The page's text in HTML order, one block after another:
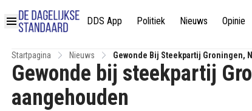
DDS App Politiek Nieuws Opinie
Startpagina Nieuws Gewonde Bij Steekpartij Groningen,
Gewonde bij steekpartij
aangehouden